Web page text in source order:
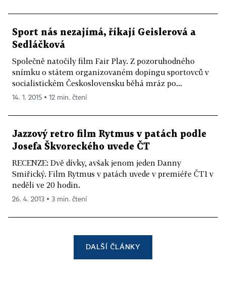
Sport nás nezajímá, říkají Geislerová a
Sedláčková
Společně natočily film Fair Play. Z pozoruhodného
snímku o státem organizovaném dopingu sportovců v
socialistickém Československu běhá mráz po...
14. 1. 2015 ▪ 12 min. čtení
Jazzový retro film Rytmus v patách podle
Josefa Škvoreckého uvede ČT
RECENZE: Dvě dívky, avšak jenom jeden Danny
Smiřický. Film Rytmus v patách uvede v premiéře ČT1 v
neděli ve 20 hodin.
26. 4. 2013 ▪ 3 min. čtení
DALŠÍ ČLÁNKY